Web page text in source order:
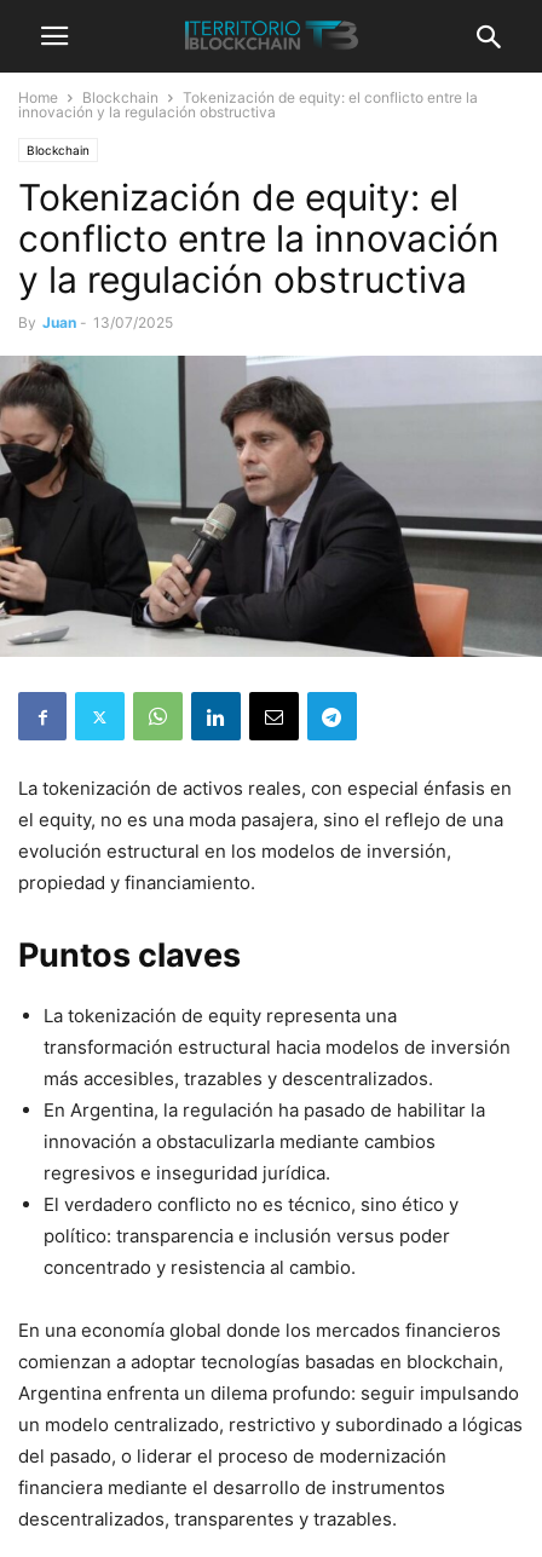
Home Blockchain
Tokenización de equity: el conflicto entre la
innovación y la regulación obstructiva
Blockchain
Tokenización de equity: el
conflicto entre la innovación
y la regulación obstructiva
By Juan - 13/07/2025
La tokenización de activos reales, con especial énfasis en
el equity, no es una moda pasajera, sino el reflejo de una
evolución estructural en los modelos de inversión,
propiedad y financiamiento.
Puntos claves
La tokenización de equity representa una
transformación estructural hacia modelos de inversión
más accesibles, trazables y descentralizados.
En Argentina, la regulación ha pasado de habilitar la
innovación a obstaculizarla mediante cambios
regresivos e inseguridad jurídica.
El verdadero conflicto no es técnico, sino ético y
político: transparencia e inclusión versus poder
concentrado y resistencia al cambio.
En una economía global donde los mercados financieros
comienzan a adoptar tecnologías basadas en blockchain,
Argentina enfrenta un dilema profundo: seguir impulsando
un modelo centralizado, restrictivo y subordinado a lógicas
del pasado, o liderar el proceso de modernización
financiera mediante el desarrollo de instrumentos
descentralizados, transparentes y trazables.